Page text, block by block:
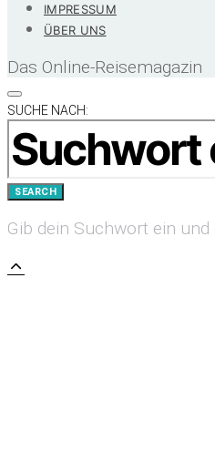
IMPRESSUM
ÜBER UNS
Das Online-Reisemagazin
SUCHE NACH:
SEARCH
Gib dein Suchwort ein und